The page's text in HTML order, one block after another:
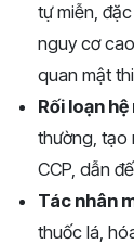
tự miễn,
nguy cơ
quan mật
Rối loạn
thường, tạo
CCP, dẫn
Tác nhân
thuốc lá,